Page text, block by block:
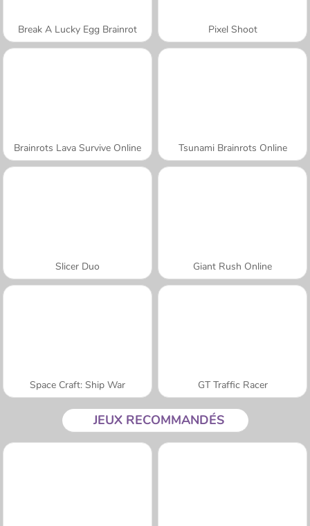
Break A Lucky Egg Brainrot Pixel Shoot
Brainrots Lava Survive Online Tsunami Brainrots Online
Slicer Duo Giant Rush Online
Space Craft: Ship War GT Traffic Racer
JEUX RECOMMANDÉS